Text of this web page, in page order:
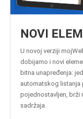
NOVI
U novoj verziji
dobijamo i novi
bitna unapređenja:
automatskog listanja
pojednostavljen, brži
sadržaja.